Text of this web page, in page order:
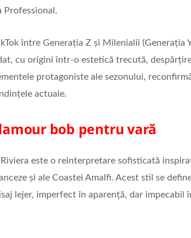
Professional.
între Generația Z și Milenialii (Generația
cu origini într-o estetică trecută,
protagoniste ale sezonului,
actuale.
bob pentru vară
este o reinterpretare sofisticată
și ale Coastei Amalfi. Acest stil se
lejer, imperfect în aparență, dar impecabil